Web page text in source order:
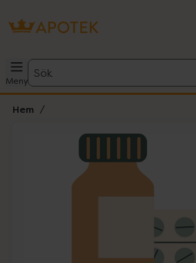
Meny
Sök
Hem
Lista: . Innehåller 1 objekt.